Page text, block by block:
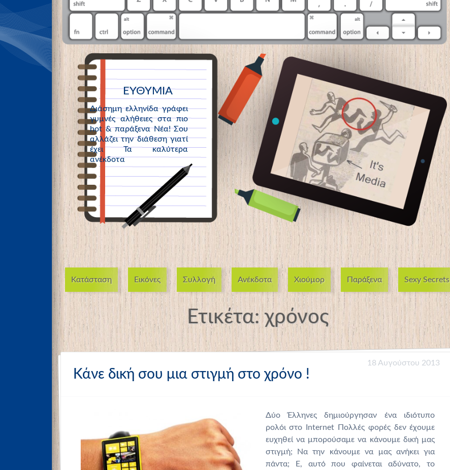
ΕΥΘΥΜΙΑ
Διάσημη ελληνίδα γράφει
γυμνές αλήθειες στα πιο
hot & παράξενα Νέα! Σου
αλλάζει την διάθεση γιατί
έχει Τα καλύτερα
ανέκδοτα
Κατάσταση Εικόνες Συλλογή Ανέκδοτα Χιούμορ Παράξενα Sexy Secrets
Ετικέτα:χρόνος
18 Αυγούστου 2013
Κάνε δική σου μια στιγμή στο χρόνο !
Δύο Έλληνες δημιούργησαν ένα ιδιότυπο
ρολόι στο Internet Πολλές φορές δεν έχουμε
ευχηθεί να μπορούσαμε να κάνουμε δική μας
στιγμή; Να την κάνουμε να μας ανήκει για
πάντα; Ε, αυτό που φαίνεται αδύνατο, το